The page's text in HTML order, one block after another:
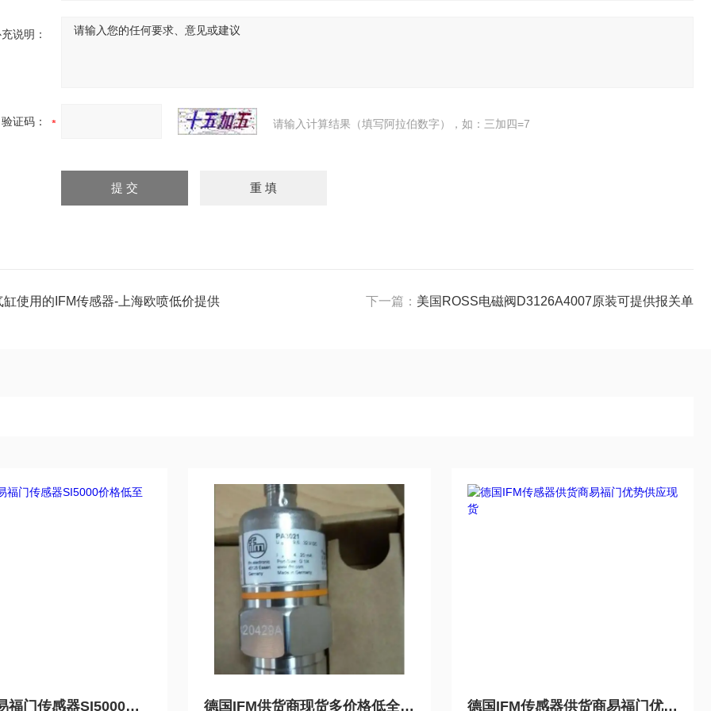
说明：
验证码： 请输入计算结果（填写阿拉伯数字），如：三加四=7
缸使用的IFM传感器-上海欧喷低价提供 下一篇： 美国ROSS电磁阀D3126A4007原装可提供报关单
IFM德国易福门传感器SI5000价格低至全国 德国IFM供货商现货多价格低全系列传感器 德国IFM传感器供货商易福门优势供应现货